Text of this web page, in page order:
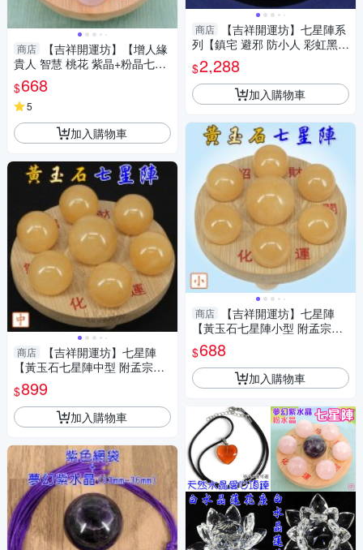
商店
【吉祥開運坊】【增人緣
貴人 智慧 桃花 紫晶+粉晶七星
陣 小型 附孟宗竹底盤】淨化 擇
日
$668
5
加入購物車
商店
【吉祥開運坊】七星陣
【黃玉石七星陣中型 附孟宗竹
底盤 開運 招財 招偏財】淨化
$899
加入購物車
商店
【吉祥開運坊】七星陣系
列【鎮宅 避邪 防小人 彩虹黑曜
石七星陣 含黑曜石底盤10cm】
淨化 擇日
$2,288
加入購物車
商店
【吉祥開運坊】七星陣
【黃玉石七星陣小型 附孟宗竹
底盤 開運 招財 招偏財】淨化
$688
加入購物車